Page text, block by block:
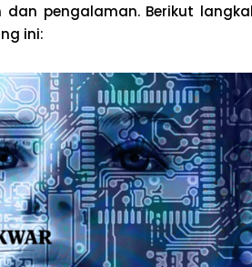
pengalaman. Berikut
ini: